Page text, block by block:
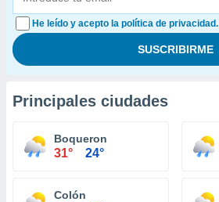
He leído y acepto la política de privacidad.
Principales ciudades
Boqueron
31° 24°
Colón